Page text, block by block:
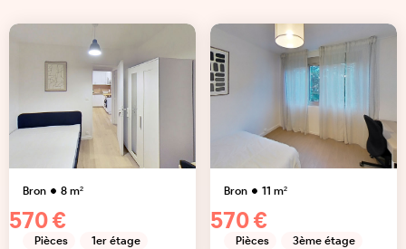
Bron 8m²
570 €
Pièces 1er étage
Bron 11 m²
570 €
Pièces 3ème étage